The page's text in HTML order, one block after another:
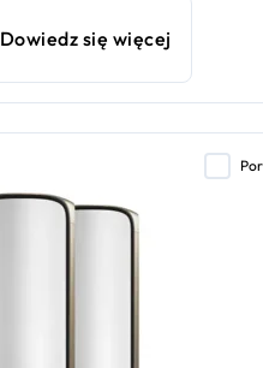
Dowiedz się więcej